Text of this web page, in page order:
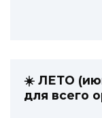
☀️ ЛЕТО
для всего